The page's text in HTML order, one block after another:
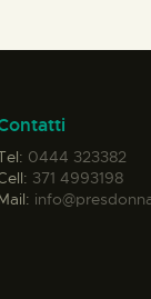
0444 323382
371 4993198